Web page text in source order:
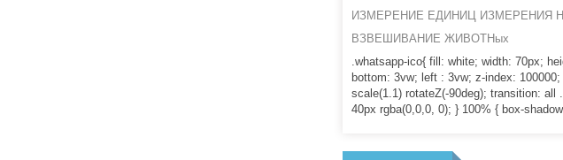
ИЗМЕРЕНИЕ ЕДИНИЦ ИЗМЕРЕНИЯ
ВЗВЕШИВАНИЕ ЖИВОТНых
.whatsapp-ico{ fill: white; width: 70px;
bottom: 3vw; left : 3vw; z-index:
scale(1.1) rotateZ(-90deg); transition:
40px rgba(0,0,0, 0); } 100% { box-